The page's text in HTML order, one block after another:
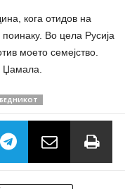
кога отидов на
Во цела Русија
моето семејство.
Џамала.